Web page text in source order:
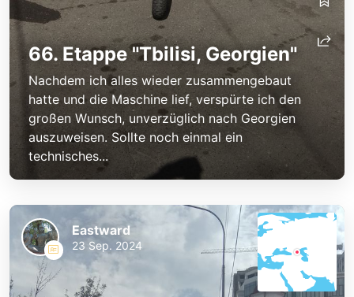
66. Etappe "Tbilisi, Georgien"
Nachdem ich alles wieder zusammengebaut
hatte und die Maschine lief, verspürte ich den
großen Wunsch, unverzüglich nach Georgien
auszuweisen. Sollte noch einmal ein
technisches...
Eastward
23 Sep. 2024